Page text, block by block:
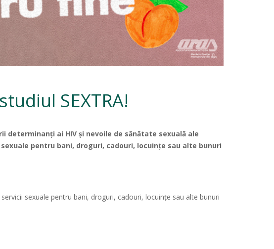
SEXTRA!
ai HIV și nevoile de sănătate sexuală ale
pentru bani, droguri, cadouri, locuințe sau alte bunuri
sexuale pentru bani, droguri, cadouri, locuințe sau alte bunuri